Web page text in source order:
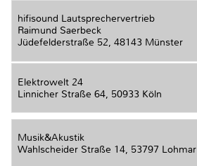
hifisound Lautsprechervertrieb
Raimund Saerbeck
Jüdefelderstraße 52, 48143 Münster
Elektrowelt 24
Linnicher Straße 64, 50933 Köln
Musik&Akustik
Wahlscheider Straße 14, 53797 Lohmar